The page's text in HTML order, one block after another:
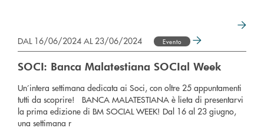
DAL 16/06/2024 AL 23/06/2024 Evento
SOCI: Banca Malatestiana SOCIal Week
Un’intera settimana dedicata ai Soci, con oltre 25 appuntamenti
tutti da scoprire! BANCA MALATESTIANA è lieta di presentarvi
la prima edizione di BM SOCIAL WEEK! Dal 16 al 23 giugno,
una settimana r